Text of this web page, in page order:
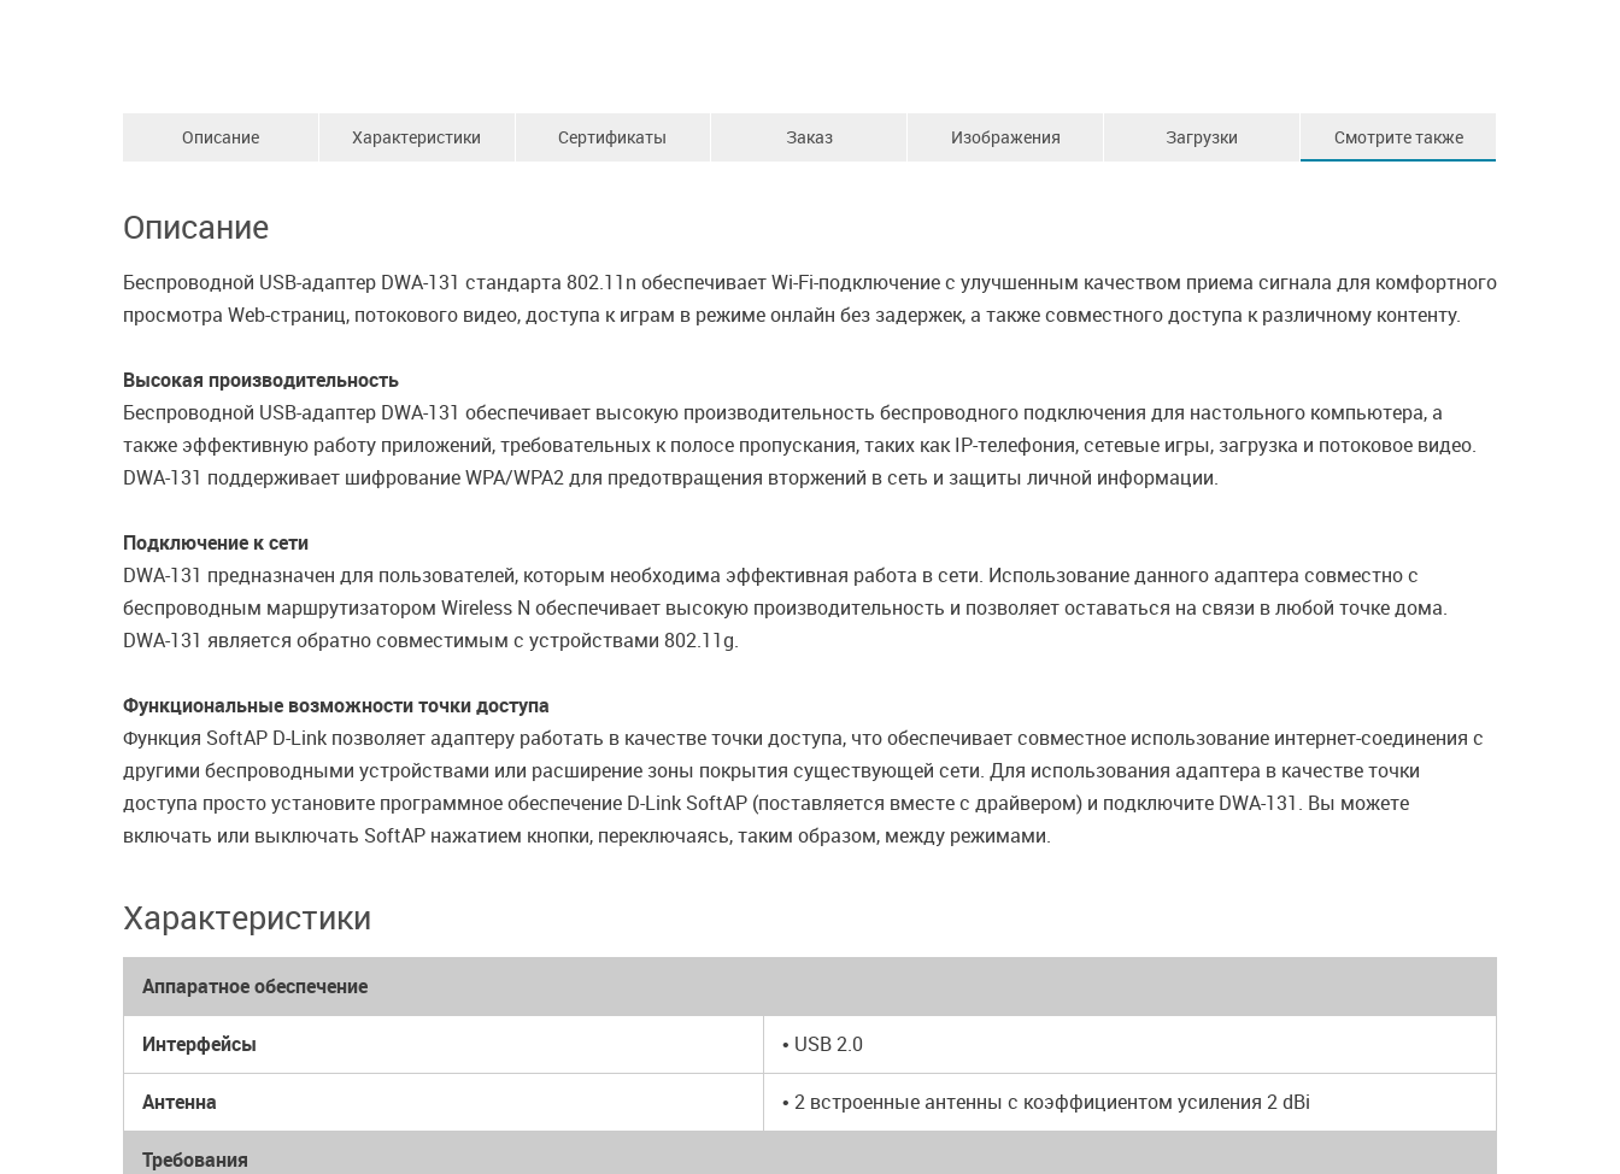
Описание Характеристики Сертификаты Заказ Изображения Загрузки Смотрите также
Описание
Беспроводной USB-адаптер DWA-131 стандарта 802.11n обеспечивает Wi-Fi-подключение с улучшенным качеством приема сигнала для комфортного
просмотра Web-страниц, потокового видео, доступа к играм в режиме онлайн без задержек, а также совместного доступа к различному контенту.
Высокая производительность
Беспроводной USB-адаптер DWA-131 обеспечивает высокую производительность беспроводного подключения для настольного компьютера, а
также эффективную работу приложений, требовательных к полосе пропускания, таких как IP-телефония, сетевые игры, загрузка и потоковое видео.
DWA-131 поддерживает шифрование WPA/WPA2 для предотвращения вторжений в сеть и защиты личной информации.
Подключение к сети
DWA-131 предназначен для пользователей, которым необходима эффективная работа в сети. Использование данного адаптера совместно с
беспроводным маршрутизатором Wireless N обеспечивает высокую производительность и позволяет оставаться на связи в любой точке дома.
DWA-131 является обратно совместимым с устройствами 802.11g.
Функциональные возможности точки доступа
Функция SoftAP D-Link позволяет адаптеру работать в качестве точки доступа, что обеспечивает совместное использование интернет-соединения с
другими беспроводными устройствами или расширение зоны покрытия существующей сети. Для использования адаптера в качестве точки
доступа просто установите программное обеспечение D-Link SoftAP (поставляется вместе с драйвером) и подключите DWA-131. Вы можете
включать или выключать SoftAP нажатием кнопки, переключаясь, таким образом, между режимами.
Характеристики
Аппаратное обеспечение
Интерфейсы • USB 2.0
Антенна • 2 встроенные антенны с коэффициентом усиления 2 dBi
Требования